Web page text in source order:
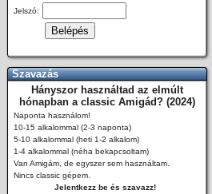
Jelszó:
Szavazás
Hányszor használtad az elmúlt
hónapban a classic Amigád? (2024)
Naponta használom!
10-15 alkalommal (2-3 naponta)
5-10 alkalommal (heti 1-2 alkalom)
1-4 alkalommal (néha bekapcsoltam)
Van Amigám, de egyszer sem használtam.
Nincs classic gépem.
Jelentkezz be és szavazz!